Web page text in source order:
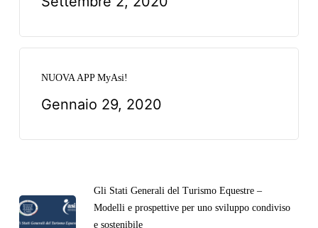
NUOVA APP MyAsi!
Gennaio 29, 2020
Gli Stati Generali del Turismo Equestre –
Modelli e prospettive per uno sviluppo condiviso
e sostenibile